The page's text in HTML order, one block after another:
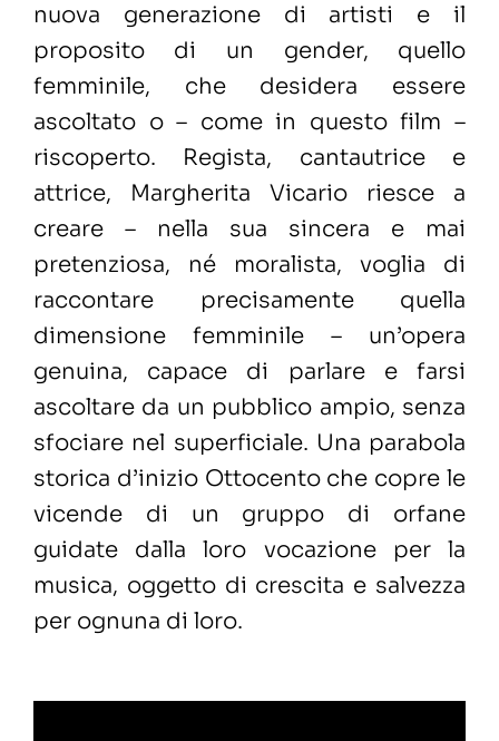
nuova generazione di artisti e il
proposito di un gender, quello
femminile, che desidera essere
ascoltato o – come in questo film –
riscoperto. Regista, cantautrice e
attrice, Margherita Vicario riesce a
creare – nella sua sincera e mai
pretenziosa, né moralista, voglia di
raccontare precisamente quella
dimensione femminile – un’opera
genuina, capace di parlare e farsi
ascoltare da un pubblico ampio, senza
sfociare nel superficiale. Una parabola
storica d’inizio Ottocento che copre le
vicende di un gruppo di orfane
guidate dalla loro vocazione per la
musica, oggetto di crescita e salvezza
per ognuna di loro.